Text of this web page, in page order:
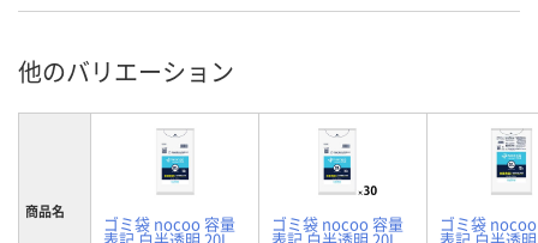
他のバリエーション
商品名
ゴミ袋 nocoo 容量 ゴミ袋 nocoo 容量 ゴミ袋